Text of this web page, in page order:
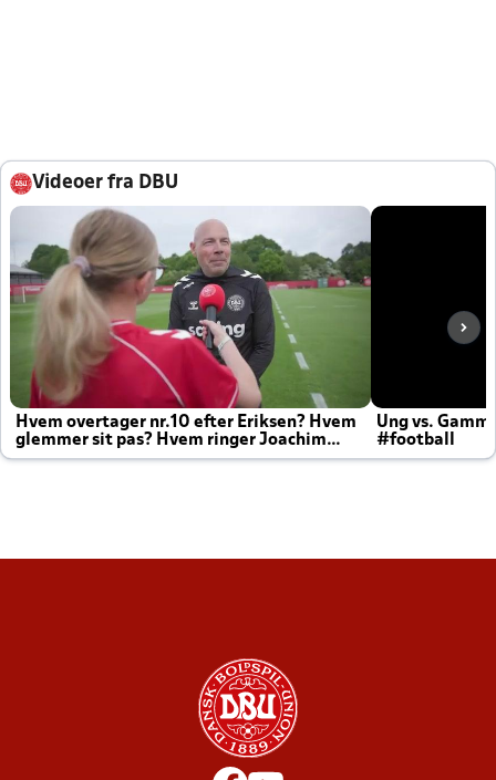
Videoer fra DBU
Hvem overtager nr.10 efter Eriksen? Hvem
glemmer sit pas? Hvem ringer Joachim
altid til efter kampe?
Ung vs.
#football